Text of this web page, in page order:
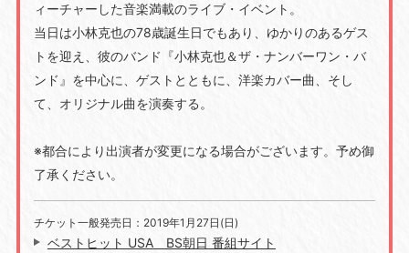
ィーチャーした音楽満載のライブ・イベント。
当日は小林克也の78歳誕生日でもあり、ゆかりのあるゲス
トを迎え、彼のバンド『小林克也＆ザ・ナンバーワン・バ
ンド』を中心に、ゲストとともに、洋楽カバー曲、そし
て、オリジナル曲を演奏する。
※都合により出演者が変更になる場合がございます。予め御
了承ください。
チケット一般発売日：2019年1月27日(日)
ベストヒット USA BS朝日 番組サイト